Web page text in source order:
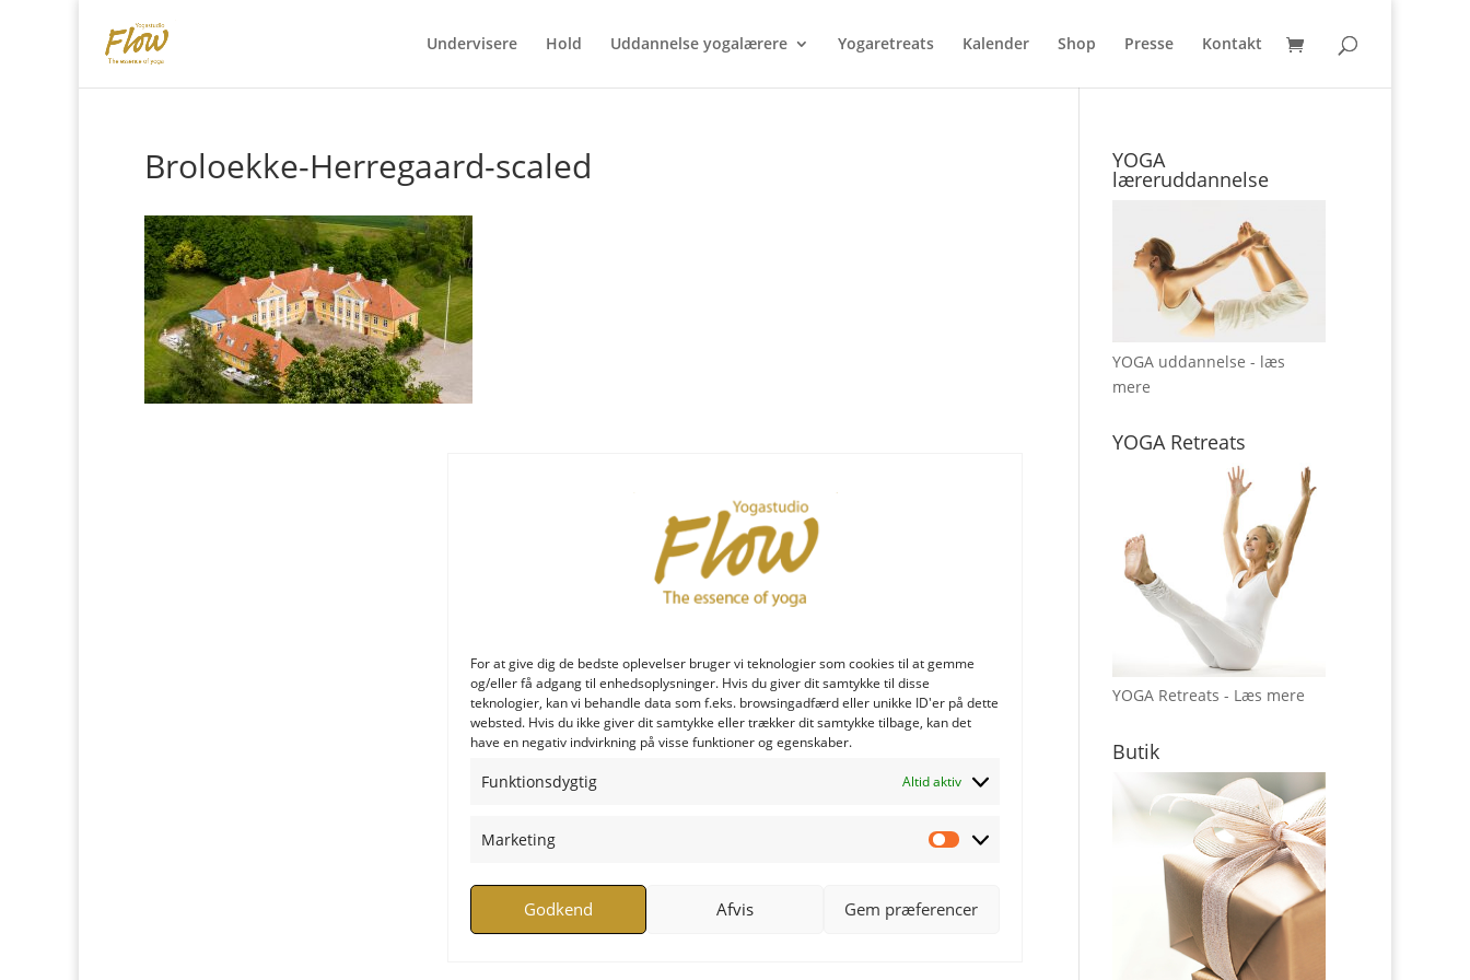
For at give dig de bedste oplevelser bruger vi teknologier som cookies til at gemme
og/eller få adgang til enhedsoplysninger. Hvis du giver dit samtykke til disse
teknologier, kan vi behandle data som f.eks. browsingadfærd eller unikke ID'er på dette
websted. Hvis du ikke giver dit samtykke eller trækker dit samtykke tilbage, kan det
have en negativ indvirkning på visse funktioner og egenskaber.
Funktionsdygtig Altid aktiv
Marketing
Marketing
Godkend Afvis Gem præferencer
Undervisere Hold Uddannelse yogalærere Yogaretreats Kalender Shop Presse Kontakt
Broloekke-Herregaard-scaled YOGA
læreruddannelse
YOGA uddannelse - læs
mere
YOGA Retreats
YOGA Retreats - Læs mere
Butik